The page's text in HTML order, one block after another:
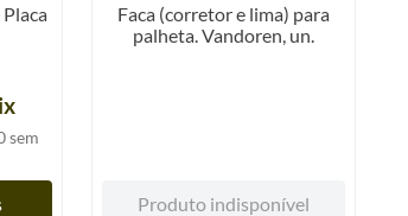
sem
Faca (corretor e lima) para
palheta. Vandoren, un.
Produto indisponível